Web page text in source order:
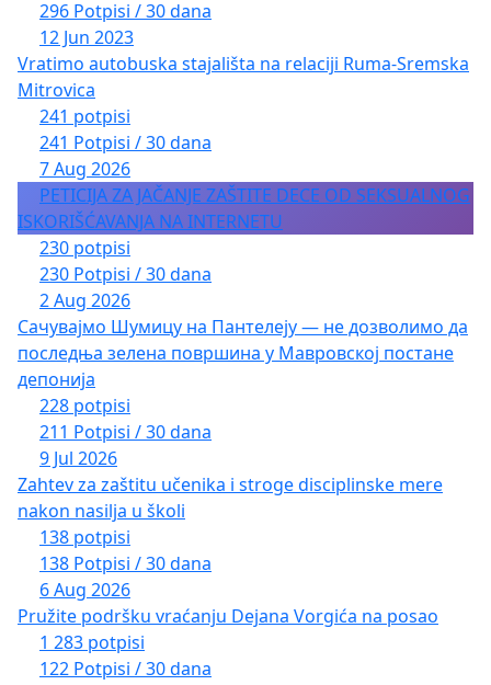
296 Potpisi / 30 dana
12 Jun 2023
Vratimo autobuska stajališta na relaciji Ruma-Sremska
Mitrovica
241 potpisi
241 Potpisi / 30 dana
7 Aug 2026
PETICIJA ZA JAČANJE ZAŠTITE DECE OD SEKSUALNOG
ISKORIŠĆAVANJA NA INTERNETU
230 potpisi
230 Potpisi / 30 dana
2 Aug 2026
Сачувајмо Шумицу на Пантелеју — не дозволимо да
последња зелена површина у Мавровској постане
депонија
228 potpisi
211 Potpisi / 30 dana
9 Jul 2026
Zahtev za zaštitu učenika i stroge disciplinske mere
nakon nasilja u školi
138 potpisi
138 Potpisi / 30 dana
6 Aug 2026
Pružite podršku vraćanju Dejana Vorgića na posao
1 283 potpisi
122 Potpisi / 30 dana